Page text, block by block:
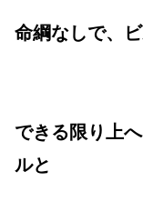
命綱なしで、
できる限り上
ルと